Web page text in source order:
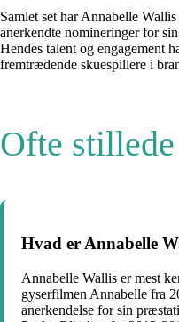
Samlet set har Annabelle
anerkendte nomineringer for
Hendes talent og engagement
fremtrædende skuespillere i
Ofte
Hvad er Annabelle
Annabelle Wallis er mest
gyserfilmen Annabelle fra
anerkendelse for sin